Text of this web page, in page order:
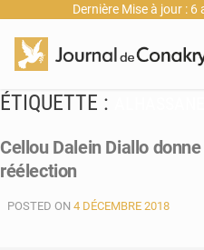
Dernière Mise à jour :
ÉTIQUETTE :
Cellou Dalein Diallo
réélection
POSTED ON 4 DÉCEMBRE 2018